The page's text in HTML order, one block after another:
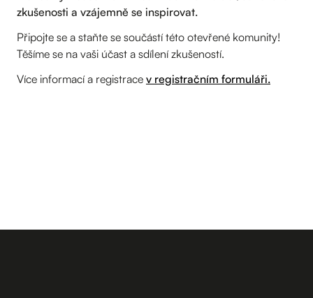
zkušenosti a vzájemně se inspirovat.
Připojte se a staňte se součástí této otevřené komunity!
Těšíme se na vaši účast a sdílení zkušeností.
Více informací a registrace v registračním formuláři.